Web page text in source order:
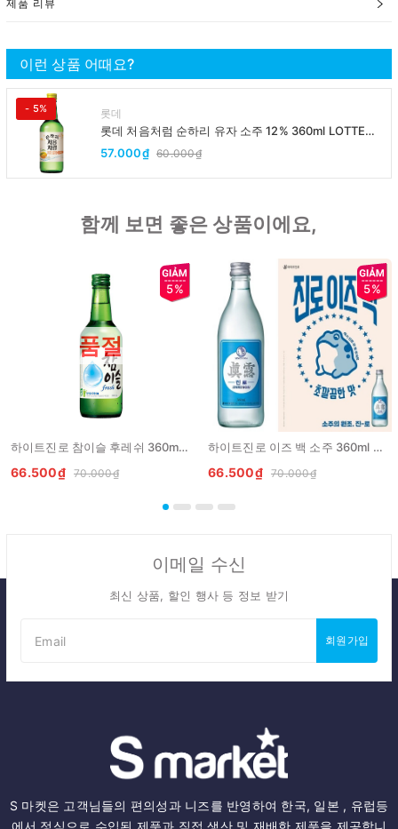
제품 리뷰
이런 상품 어때요?
- 5% 롯데
롯데 처음처럼 순하리 유자 소주 12% 360ml LOTTE
Chumchurum vi thanh yen/cam
57.000₫ 60.000₫
함께 보면 좋은 상품이에요,
5%
품절
하이트진로 참이슬 후레쉬 360ml HITJINRO Ruou Chamisul Fresh
66.500₫ 70.000₫
5%
하이트진로 이즈 백 소주 360ml HITEJINRO is back soju
66.500₫ 70.000₫
이메일 수신
최신 상품, 할인 행사 등 정보 받기
회원가입
S 마켓은 고객님들의 편의성과 니즈를 반영하여 한국, 일본 , 유럽등